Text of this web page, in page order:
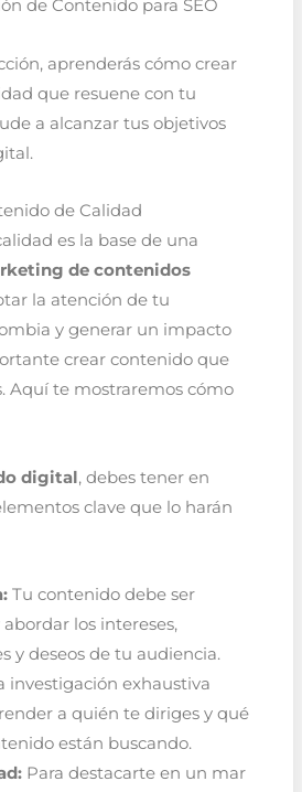
aprenderás cómo crear
que resuene con tu
a alcanzar tus objetivos
de Calidad
es la base de una
de contenidos
la atención de tu
y generar un impacto
crear contenido que
Aquí te mostraremos cómo
digital, debes tener en
clave que lo harán
Tu contenido debe ser
los intereses,
y deseos de tu audiencia.
investigación exhaustiva
a quién te diriges y qué
están buscando.
Para destacarte en un mar